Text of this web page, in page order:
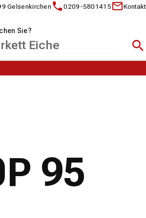
Gelsenkirchen 0209-5801415 Kontakt
Sie?
95